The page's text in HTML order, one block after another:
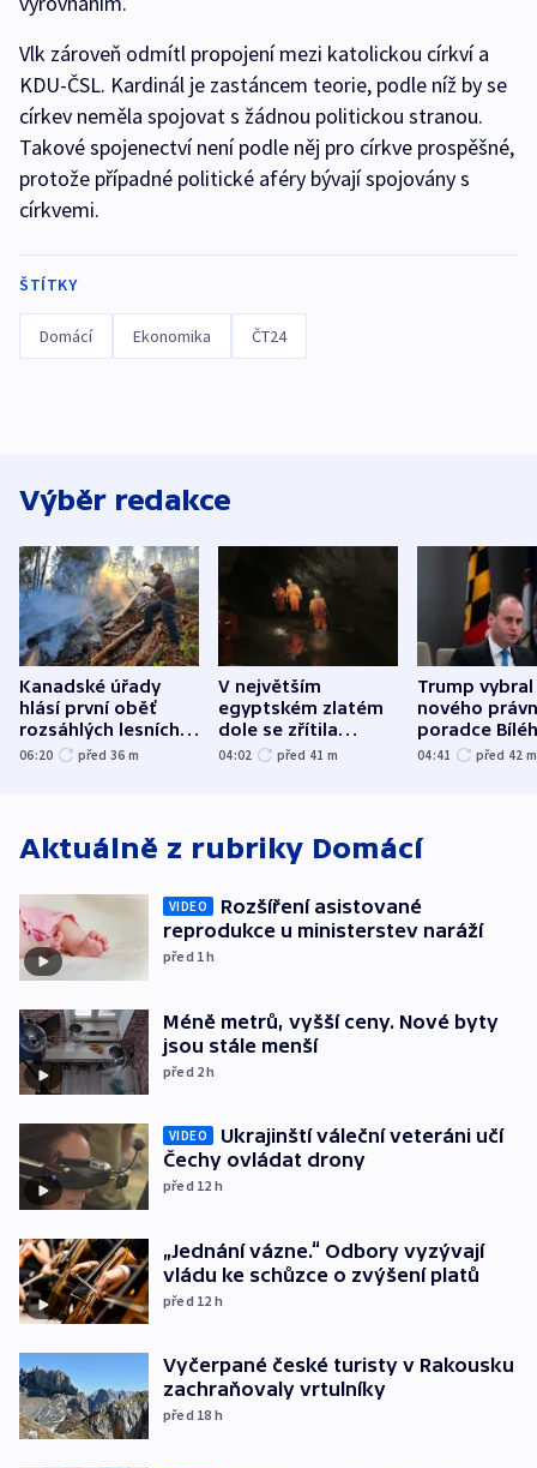
Vlk zároveň odmítl propojení mezi katolickou církví a
KDU-ČSL. Kardinál je zastáncem teorie, podle níž by se
církev neměla spojovat s žádnou politickou stranou.
Takové spojenectví není podle něj pro církve prospěšné,
protože případné politické aféry bývají spojovány s
církvemi.
ŠTÍTKY
Domácí Ekonomika ČT24
Výběr redakce
Kanadské úřady
hlásí první oběť
rozsáhlých lesních
požárů
06:20 před 36 m
V největším
egyptském zlatém
dole se zřítila
hornina, jeden
04:02 před 41 m
Trump vybral
nového
poradce
domu
04:41 před 42 m
Aktuálně z rubriky Domácí
VIDEO
Rozšíření asistované
reprodukce u ministerstev naráží
před 1h
Méně metrů, vyšší ceny. Nové byty
jsou stále menší
před 2h
VIDEO
Ukrajinští váleční veteráni učí
Čechy ovládat drony
před 12 h
„Jednání vázne.“ Odbory vyzývají
vládu ke schůzce o zvýšení platů
před 12 h
Vyčerpané české turisty v Rakousku
zachraňovaly vrtulníky
před 18 h